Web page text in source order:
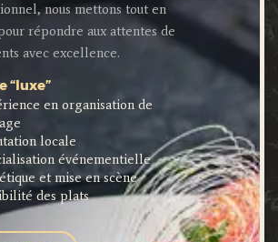
nous mettons tout en
répondre aux attentes de
avec excellence.
“luxe”
en organisation de
locale
événementielle
et mise en scène
des plats